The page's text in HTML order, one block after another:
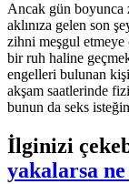
Ancak gün boyunca
aklınıza gelen son
zihni meşgul etmeye
bir ruh haline
engelleri bulunan
akşam saatlerinde
bunun da seks
İlginizi
yakalarsa ne